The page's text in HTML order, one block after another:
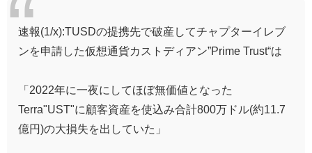
速報(1/x):TUSDの提携先で破産してチャプターイレブ
ンを申請した仮想通貨カストディアン”Prime Trust“は
「2022年に一夜にしてほぼ無価値となった
Terra"UST"に顧客資産を使込み合計800万ドル(約11.7
億円)の大損失を出していた」